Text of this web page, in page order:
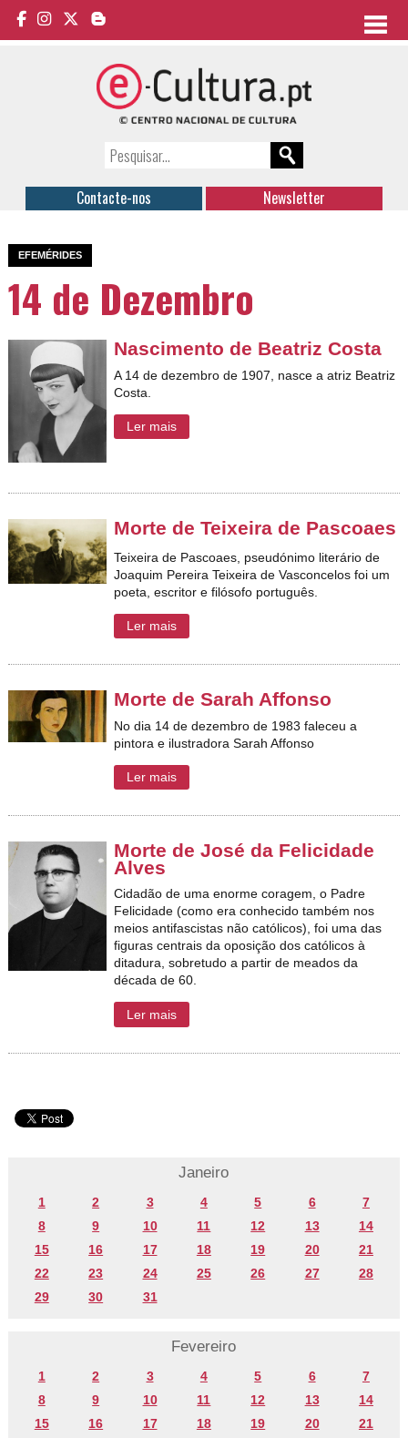
Contacte-nos Newsletter
EFEMÉRIDES
14 de Dezembro
Nascimento de Beatriz Costa
A 14 de dezembro de 1907, nasce a atriz Beatriz
Costa.
Ler mais
Morte de Teixeira de Pascoaes
Teixeira de Pascoaes, pseudónimo literário de
Joaquim Pereira Teixeira de Vasconcelos foi um
poeta, escritor e filósofo português.
Ler mais
Morte de Sarah Affonso
No dia 14 de dezembro de 1983 faleceu a
pintora e ilustradora Sarah Affonso
Ler mais
Morte de José da Felicidade
Alves
Cidadão de uma enorme coragem, o Padre
Felicidade (como era conhecido também nos
meios antifascistas não católicos), foi uma das
figuras centrais da oposição dos católicos à
ditadura, sobretudo a partir de meados da
década de 60.
Ler mais
Janeiro
1 2 3 4 5 6
7
8
9 10 11 12 13
14
15
16 17 18 19 20
21
22
23 24 25 26 27
28
29
30 31
Fevereiro
1 2 3 4 5 6
7
8
9 10 11 12 13
14
15
16 17 18 19 20
21